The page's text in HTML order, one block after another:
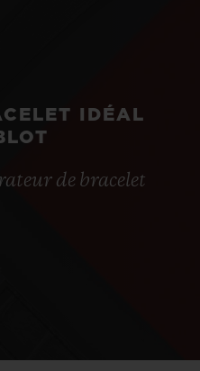
IDÉAL
de bracelet